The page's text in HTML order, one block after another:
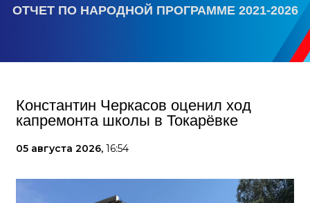
ОТЧЕТ ПО НАРОДНОЙ ПРОГРАММЕ 2021-2026
Константин Черкасов оценил ход
капремонта школы в Токарёвке
05 августа 2026, 16:54